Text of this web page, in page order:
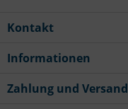
Kontakt
Informationen
Zahlung und Versand